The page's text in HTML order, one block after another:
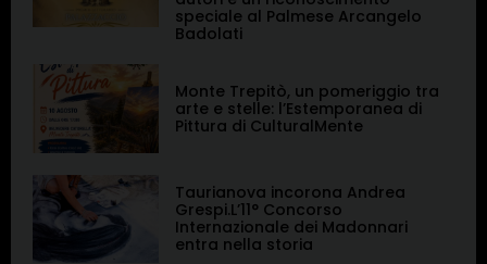
speciale al Palmese Arcangelo
Badolati
Monte Trepitò, un pomeriggio tra
arte e stelle: l’Estemporanea di
Pittura di CulturalMente
Taurianova incorona Andrea
Grespi.L’11° Concorso
Internazionale dei Madonnari
entra nella storia